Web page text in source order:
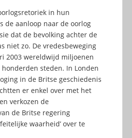
in hun
de aanloop naar de oorlog
dat de bevolking achter de
niet zo. De vredesbeweging
2003 wereldwijd miljoenen
steden. In Londen
in de Britse geschiedenis
er enkel over met het
verkozen de
de Britse regering
waarheid’ over te